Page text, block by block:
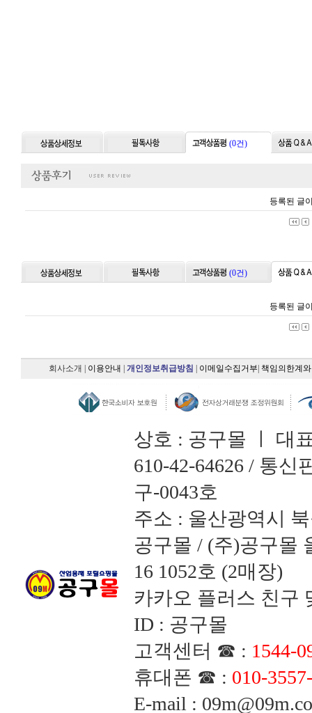
(0건)
등록된 글
(0건)
등록된 글
회사소개 이용안내 개인정보취급방침 이메일수집거부 책임의한계
상호 : 공구몰 ㅣ 대
610-42-64626 / 통신
구-0043호
주소 : 울산광역시
공구몰 / (주)공구몰
16 1052호 (2매장)
카카오 플러스 친구
ID : 공구몰
고객센터 ☎ : 1544-
휴대폰 ☎ : 010-
E-mail :